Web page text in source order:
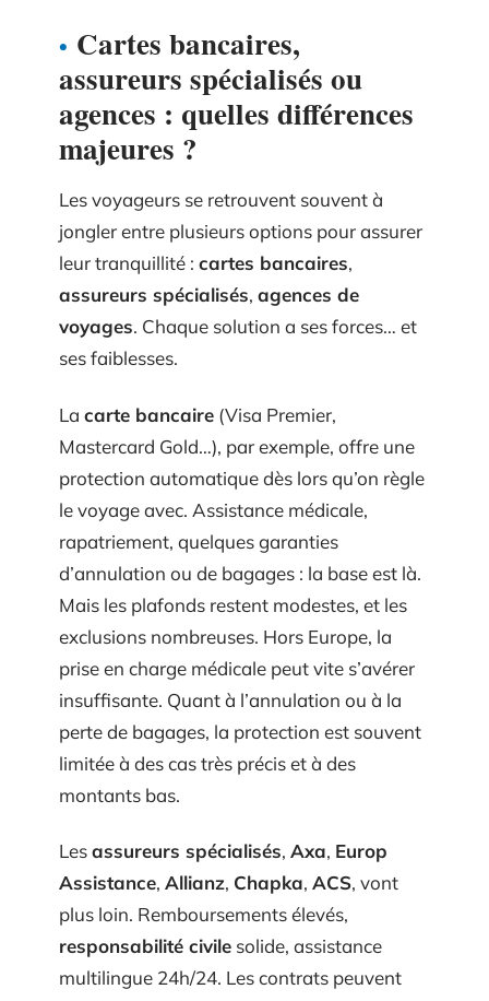
Cartes bancaires,
assureurs spécialisés ou
agences : quelles différences
majeures ?
Les voyageurs se retrouvent souvent à
jongler entre plusieurs options pour assurer
leur tranquillité : cartes bancaires,
assureurs spécialisés, agences de
voyages. Chaque solution a ses forces… et
ses faiblesses.
La carte bancaire (Visa Premier,
Mastercard Gold…), par exemple, offre une
protection automatique dès lors qu’on règle
le voyage avec. Assistance médicale,
rapatriement, quelques garanties
d’annulation ou de bagages : la base est là.
Mais les plafonds restent modestes, et les
exclusions nombreuses. Hors Europe, la
prise en charge médicale peut vite s’avérer
insuffisante. Quant à l’annulation ou à la
perte de bagages, la protection est souvent
limitée à des cas très précis et à des
montants bas.
Lesassureurs spécialisés, Axa, Europ
Assistance, Allianz, Chapka, ACS, vont
plus loin. Remboursements élevés,
responsabilité civile solide, assistance
multilingue 24h/24. Les contrats peuvent